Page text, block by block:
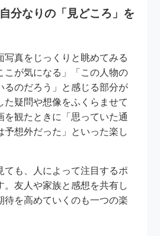
分なりの「見どころ」を
写真をじっくりと眺めてみる
こが気になる」「この人物の
るのだろう」と感じる部分が
た疑問や想像をふくらませて
を観たときに「思っていた通
予想外だった」といった楽し
ても、人によって注目するポ
。友人や家族と感想を共有し
待を高めていくのも一つの楽